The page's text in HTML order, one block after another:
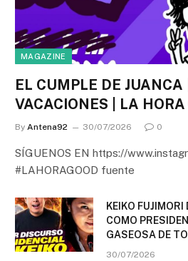
MAGAZINE
EL CUMPLE DE JUANCA
VACACIONES | LA HORA
By Antena92 30/07/2026 0
SÍGUENOS EN https://
#LAHORAGOOD fuente
KEIKO
COMO
GASEOSA DE
30/07/2026